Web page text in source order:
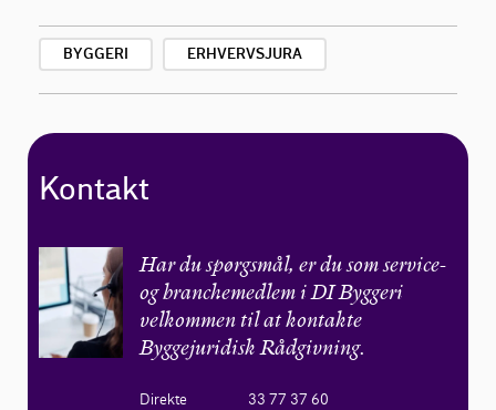
BYGGERI ERHVERVSJURA
Kontakt
Har du spørgsmål, er du som service-
og branchemedlem i DI Byggeri
velkommen til at kontakte
Byggejuridisk Rådgivning.
Direkte
33 77 37 60